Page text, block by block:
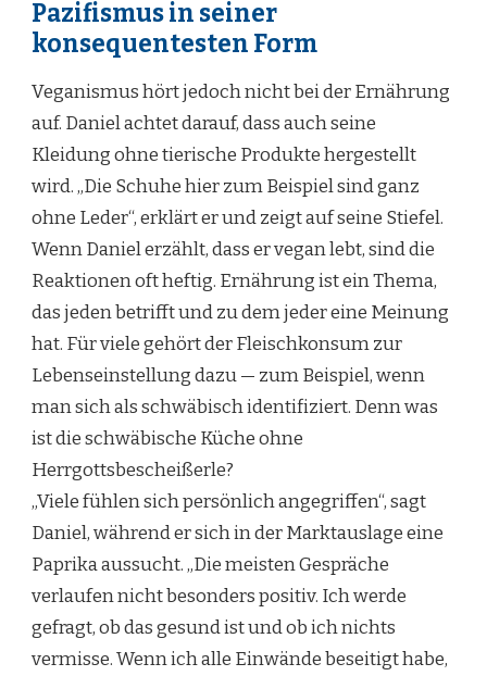
Pazifismus in seiner
konsequentesten Form
Veganismus hört jedoch nicht bei der Ernährung
auf. Daniel achtet darauf, dass auch seine
Kleidung ohne tierische Produkte hergestellt
wird. „Die Schuhe hier zum Beispiel sind ganz
ohne Leder“, erklärt er und zeigt auf seine Stiefel.
Wenn Daniel erzählt, dass er vegan lebt, sind die
Reaktionen oft heftig. Ernährung ist ein Thema,
das jeden betrifft und zu dem jeder eine Meinung
hat. Für viele gehört der Fleischkonsum zur
Lebenseinstellung dazu — zum Beispiel, wenn
man sich als schwäbisch identifiziert. Denn was
ist die schwäbische Küche ohne
Herrgottsbescheißerle?
„Viele fühlen sich persönlich angegriffen“, sagt
Daniel, während er sich in der Marktauslage eine
Paprika aussucht. „Die meisten Gespräche
verlaufen nicht besonders positiv. Ich werde
gefragt, ob das gesund ist und ob ich nichts
vermisse. Wenn ich alle Einwände beseitigt habe,